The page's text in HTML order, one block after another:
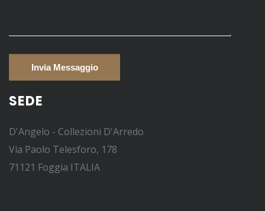
SEDE
D'Angelo - Collezioni D'Arredo
Via Paolo Telesforo, 178
71121 Foggia ITALIA